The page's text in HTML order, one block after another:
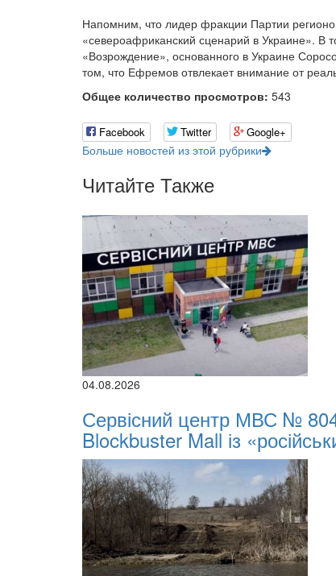
Напомним, что лидер фракции Партии
«североафриканский сценарий в Украине». В
«Возрождение», основанного в Украине
том, что Ефремов отвлекает внимание от
Общее количество просмотров: 543
Facebook Twitter Google+
Больше новостей из этой рубрики
Читайте Также
04.08.2026
Сервісний центр МВС №
Blockbuster Mall із